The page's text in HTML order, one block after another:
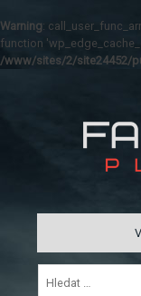
Warning:
function
/www/sites/2/site24452/